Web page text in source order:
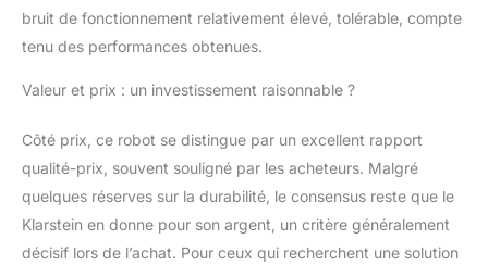
QUALITE
PROFESSIONNEL : Ce
batteur electrique
système de brassage
planétaire dans 8
directions. Ces
mouvements orbitaux
garantissent que les
mélanges ont une
bruit de fonctionnement relativement élevé, tolérable, compte
tenu des performances obtenues.
Valeur et prix : un investissement raisonnable ?
Côté prix, ce robot se distingue par un excellent rapport
qualité-prix, souvent souligné par les acheteurs. Malgré
quelques réserves sur la durabilité, le consensus reste que le
Klarstein en donne pour son argent, un critère généralement
décisif lors de l’achat. Pour ceux qui recherchent une solution